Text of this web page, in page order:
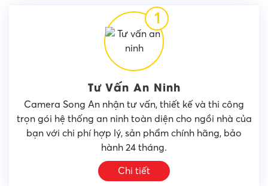
1
Tư Vấn An Ninh
Camera Song An nhận tư vấn, thiết kế và thi công
trọn gói hệ thống an ninh toàn diện cho ngồi nhà của
bạn với chi phí hợp lý, sản phẩm chính hãng, bảo
hành 24 tháng.
Chi tiết